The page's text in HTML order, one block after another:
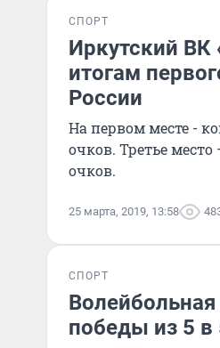
СПОРТ
Иркутский ВК
итогам
России
На первом месте -
очков. Третье
очков.
25 марта, 2019, 13:58
СПОРТ
победы из 5 в